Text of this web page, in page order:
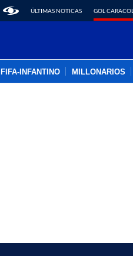
ÚLTIMAS NOTICAS GOL CARACOL
FIFA-INFANTINO MILLONARIOS